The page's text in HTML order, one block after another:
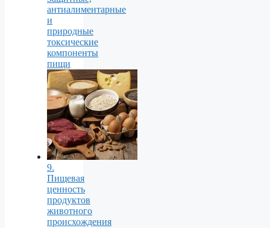
антиалиментарные
и
природные
токсические
компоненты
пищи
9.
Пищевая
ценность
продуктов
животного
происхождения